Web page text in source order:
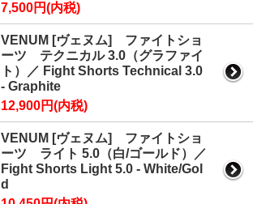
7,500円(内税)
VENUM [ヴェヌム] ファイトショ
ーツ テクニカル 3.0（グラファイ
ト）／ Fight Shorts Technical 3.0
- Graphite
12,900円(内税)
VENUM [ヴェヌム] ファイトショ
ーツ ライト 5.0（白/ゴールド）／
Fight Shorts Light 5.0 - White/Gol
d